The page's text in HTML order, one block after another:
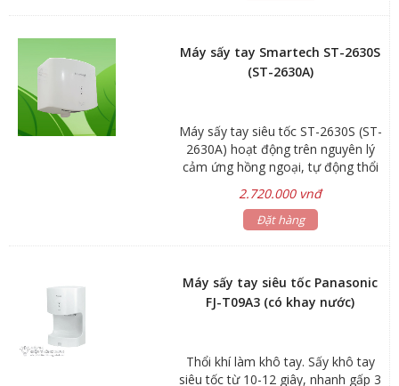
Máy sấy tay Smartech ST-2630S
(ST-2630A)
Máy sấy tay siêu tốc ST-2630S (ST-
2630A) hoạt động trên nguyên lý
cảm ứng hồng ngoại, tự động thổi
khí làm khô tay khi người dùng đưa
tay vào vùng cảm ứng và tự ngắt
khi người dùng đưa tay ra. Thiết bị
sạch khí thổi ra, đảm bảo vệ sinh
khi sử dụng. Máy sấy tay siêu tốc
ST-2630A có khả năng sấy khô tay
chuyển sang chế độ sấy nóng khi
nhiệt độ môi trường dưới 25°C, tự
2.720.000 vnđ
Đặt hàng
Máy sấy tay siêu tốc Panasonic
FJ-T09A3 (có khay nước)
Thổi khí làm khô tay. Sấy khô tay
siêu tốc từ 10-12 giây, nhanh gấp 3